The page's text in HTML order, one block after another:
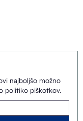
najboljšo možno
politiko piškotkov.